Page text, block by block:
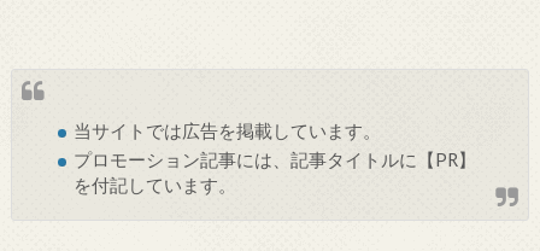
当サイトでは広告を掲載しています。
プロモーション記事には、記事タイトルに【PR】
を付記しています。